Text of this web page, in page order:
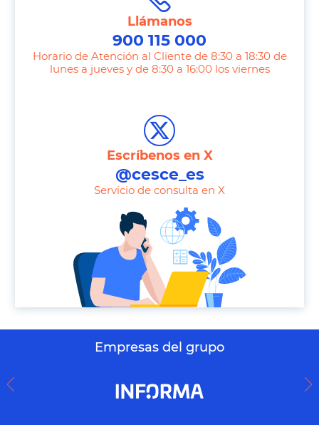
Llámanos
900 115 000
Horario de Atención al Cliente de 8:30 a 18:30 de
lunes a jueves y de 8:30 a 16:00 los viernes
Escríbenos en X
@cesce_es
Servicio de consulta en X
Empresas del grupo